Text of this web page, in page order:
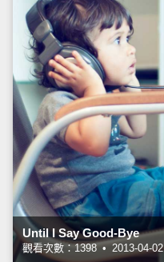
Until I Say Good-Bye
觀看次數：1398 • 2013-04-02